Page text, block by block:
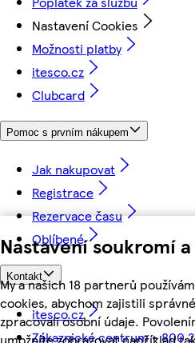
Nastavení soukromí
My a našich 18 partnerů
cookies, abychom zajistili
zpracovali osobní údaje.
umožníte zobrazovat například
Nastavení Cookies
Možnosti platby
itesco.cz
Clubcard
Pomoc s prvním nákupem
Jak nakupovat
Registrace
Rezervace času
Oblíbené
Kontakt
itesco.cz
Zákaznické centrum - 800